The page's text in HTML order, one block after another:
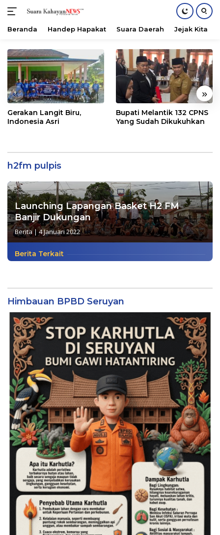
konten
Beranda Handep Hapakat Suara Daerah Jejak Kita
« »
Gerakan Langit Biru,
Indonesia Asri
Bupati Melantik 132 CPNS
Yang Sudah Dikukuhkan
h2fm pulpis
Launching Lapangan Basket H2 FM
Banjir Dukungan
Berita|4 Januari 2022
Berita Terkait
Himbauan BPBD Seruyan